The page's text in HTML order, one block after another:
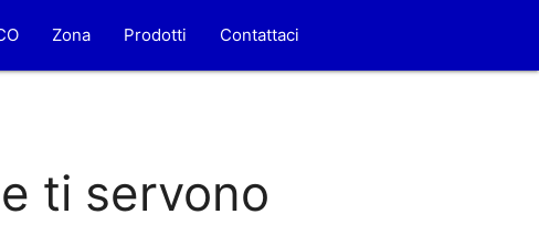
Zona Prodotti Contattaci
ti servono